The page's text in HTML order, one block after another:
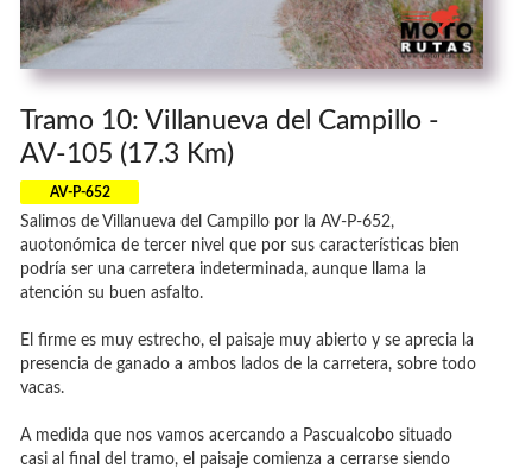
Tramo 10: Villanueva del Campillo -
AV-105 (17.3 Km)
AV-P-652
Salimos de Villanueva del Campillo por la AV-P-652,
auotonómica de tercer nivel que por sus características bien
podría ser una carretera indeterminada, aunque llama la
atención su buen asfalto.
El firme es muy estrecho, el paisaje muy abierto y se aprecia la
presencia de ganado a ambos lados de la carretera, sobre todo
vacas.
A medida que nos vamos acercando a Pascualcobo situado
casi al final del tramo, el paisaje comienza a cerrarse siendo